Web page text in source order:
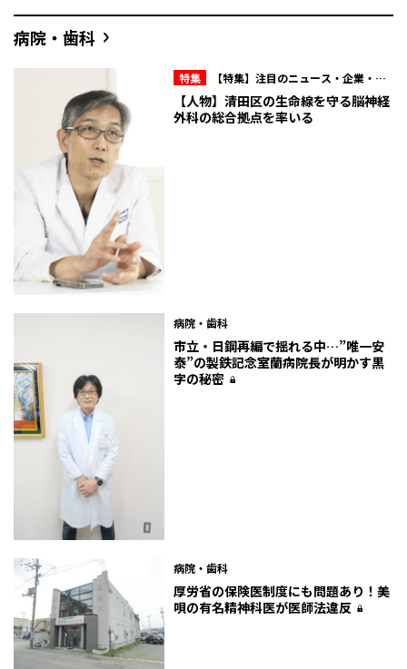
病院・歯科
特集
【特集】注目のニュース・企業・人
物【人物】清田区の生命線を守る脳神経
外科の総合拠点を率いる
病院・歯科
市立・日鋼再編で揺れる中…”唯一安
泰”の製鉄記念室蘭病院長が明かす黒
字の秘密
病院・歯科
厚労省の保険医制度にも問題あり！美
唄の有名精神科医が医師法違反